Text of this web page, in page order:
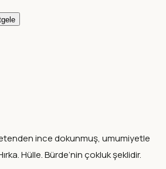
ince dokunmuş, umumiyetle
Hülle. Bürde’nin çokluk şeklidir.